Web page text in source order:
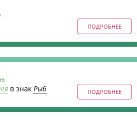
ПОДРОБНЕЕ
ПОДРОБНЕЕ
в знак Рыб